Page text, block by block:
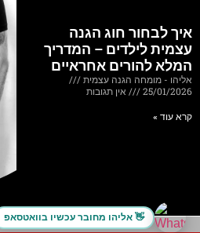
איך לבחור חוג הגנה
עצמית לילדים – המדריך
המלא להורים אחראיים
אליהו - מומחה הגנה עצמית
25/01/2026
אין תגובות
קרא עוד »
אליהו מחובר עכשיו בוואטסאפ 👋